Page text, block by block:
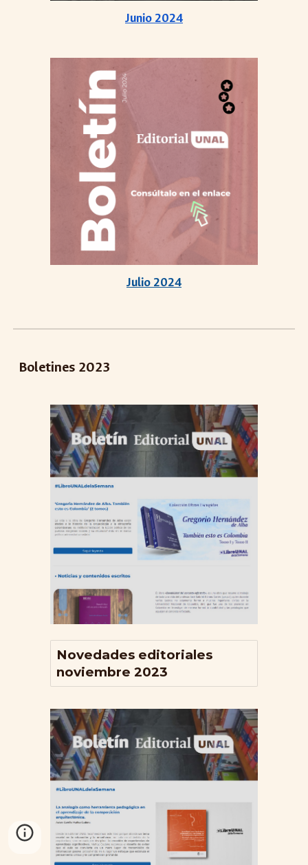
Junio 2024
Julio 2024
Boletines 2023
Novedades editoriales
noviembre 2023